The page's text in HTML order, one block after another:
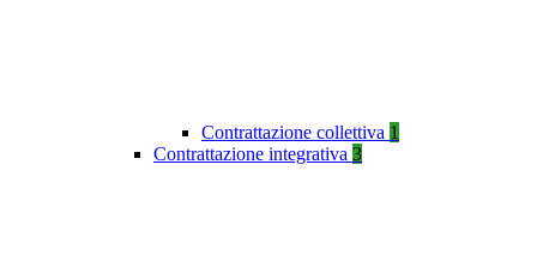
Contrattazione collettiva 1
Contrattazione integrativa 3